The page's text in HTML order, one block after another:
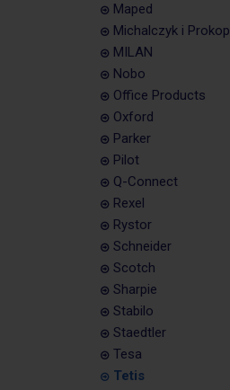
Maped
Michalczyk i Prokop
MILAN
Nobo
Office Products
Oxford
Parker
Pilot
Q-Connect
Rexel
Rystor
Schneider
Scotch
Sharpie
Stabilo
Staedtler
Tesa
Tetis